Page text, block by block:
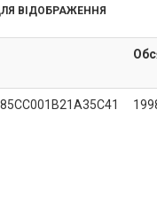
ВІДОБРАЖЕННЯ